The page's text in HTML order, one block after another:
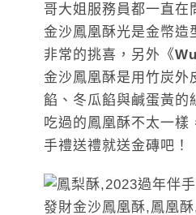
哥大姐服務員都一直在
金沙鳳凰酥光是金幣造
非常的挑喜，另外《
金沙鳳凰酥是用竹炭外
餡、冬瓜餡與鹹蛋黃的
吃過的鳳凰酥不太一樣
手禮送禮就送金磚吧！